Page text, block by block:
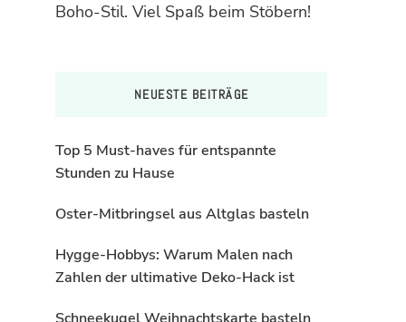
Boho-Stil. Viel Spaß beim Stöbern!
NEUESTE BEITRÄGE
Top 5 Must-haves für entspannte
Stunden zu Hause
Oster-Mitbringsel aus Altglas basteln
Hygge-Hobbys: Warum Malen nach
Zahlen der ultimative Deko-Hack ist